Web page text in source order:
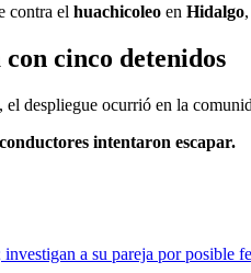
contra el huachicoleo en Hidalgo
cinco detenidos
el despliegue ocurrió en la
intentaron escapar.
a su pareja por posible